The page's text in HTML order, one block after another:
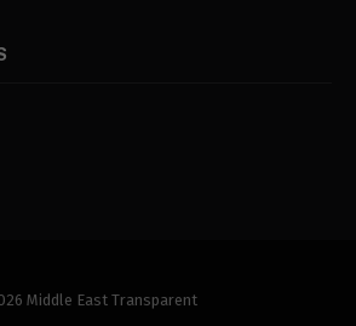
Middle East Transparent